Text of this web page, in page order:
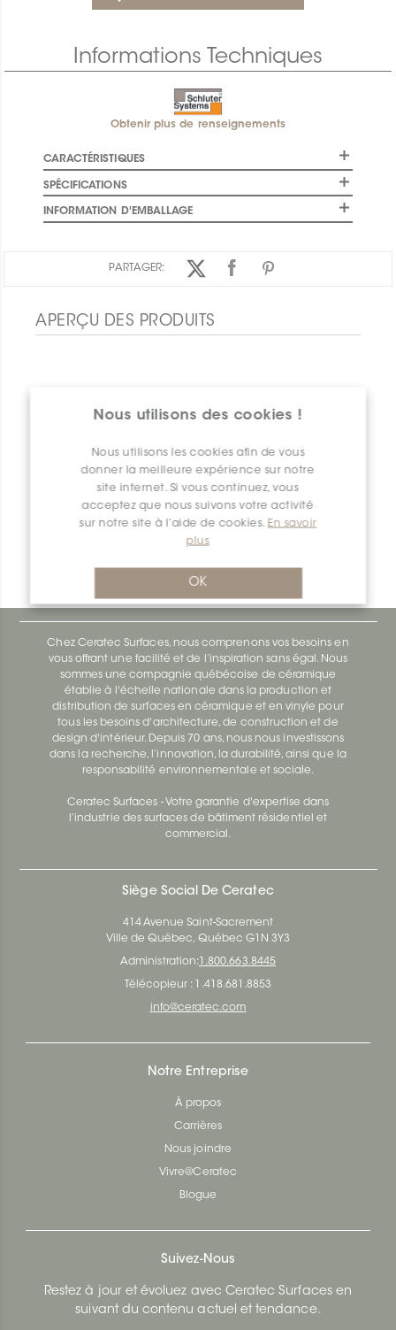
Nous utilisons des cookies !
Nous utilisons les cookies afin de vous
donner la meilleure expérience sur notre
site internet. Si vous continuez, vous
acceptez que nous suivons votre activité
sur notre site à l’aide de cookies. En savoir
plus
OK
Informations Techniques
Obtenir plus de renseignements
CARACTÉRISTIQUES
SPÉCIFICATIONS
INFORMATION D'EMBALLAGE
PARTAGER:
APERÇU DES PRODUITS
Bara-Rw E90/RW120BW
Chez Ceratec Surfaces, nous comprenons vos besoins en
vous offrant une facilité et de l’inspiration sans égal. Nous
sommes une compagnie québécoise de céramique
établie à l'échelle nationale dans la production et
distribution de surfaces en céramique et en vinyle pour
tous les besoins d'architecture, de construction et de
design d'intérieur. Depuis 70 ans, nous nous investissons
dans la recherche, l’innovation, la durabilité, ainsi que la
responsabilité environnementale et sociale.
Ceratec Surfaces - Votre garantie d'expertise dans
l’industrie des surfaces de bâtiment résidentiel et
commercial.
Siège Social De Ceratec
414 Avenue Saint-Sacrement
Ville de Québec, Québec G1N 3Y3
Administration: 1.800.663.8445
Télécopieur : 1.418.681.8853
info@ceratec.com
Notre Entreprise
À propos
Carrières
Nous joindre
Vivre@Ceratec
Blogue
Suivez-Nous
Restez à jour et évoluez avec Ceratec Surfaces en
suivant du contenu actuel et tendance.